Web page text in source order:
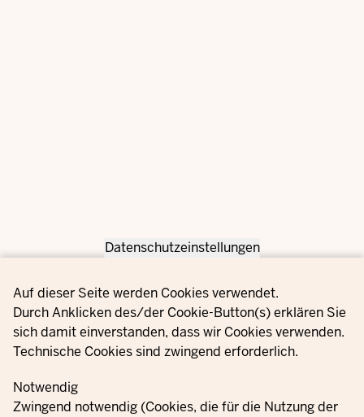
Privacy settings
Datenschutzeinstellungen
Auf dieser Seite werden Cookies verwendet.
Durch Anklicken des/der Cookie-Button(s) erklären Sie
sich damit einverstanden, dass wir Cookies verwenden.
Technische Cookies sind zwingend erforderlich.
Notwendig
Zwingend notwendig (Cookies, die für die Nutzung der